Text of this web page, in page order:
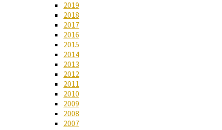
2019
2018
2017
2016
2015
2014
2013
2012
2011
2010
2009
2008
2007